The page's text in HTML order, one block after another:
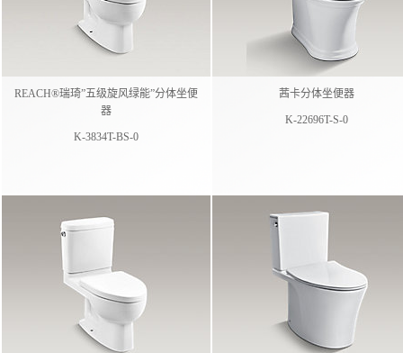
REACH®瑞琦”五级旋风绿能”分体坐便
器
K-3834T-BS-0
茜卡分体坐便器
K-22696T-S-0